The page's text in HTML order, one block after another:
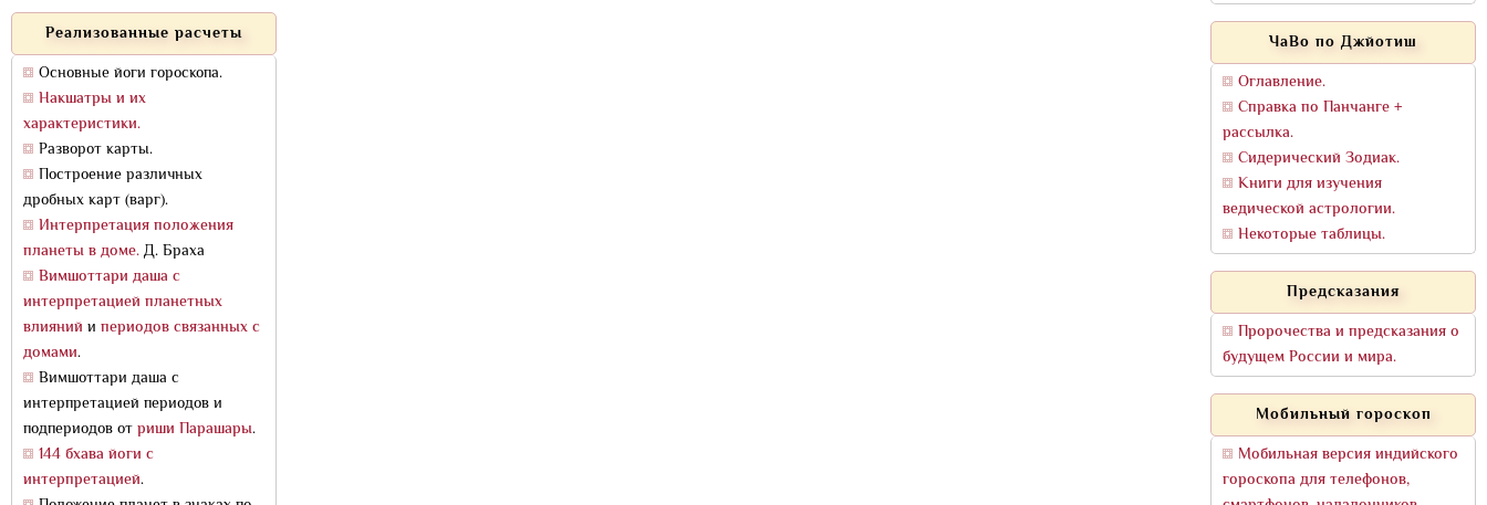
Реализованные расчеты
Основные йоги гороскопа.
Накшатры и их
характеристики.
Разворот карты.
Построение различных
дробных карт (варг).
Интерпретация положения
планеты в доме.Д. Браха
Вимшоттари даша с
интерпретацией планетных
влияний и периодов связанных с
домами.
Вимшоттари даша с
интерпретацией периодов и
подпериодов отриши Парашары.
144 бхава йоги с
интерпретацией.
ЧаВо по Джйотиш
Оглавление.
Справка по Панчанге +
рассылка.
Сидерический Зодиак.
Книги для изучения
ведической астрологии.
Некоторые таблицы.
Предсказания
Пророчества и предсказания о
будущем России и мира.
Мобильный гороскоп
Мобильная версия индийского
гороскопа для телефонов,